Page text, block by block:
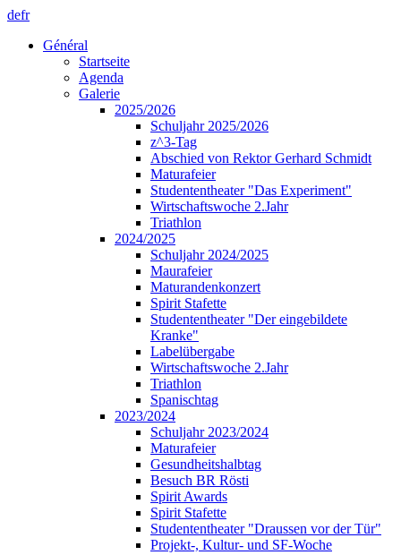
defr
Général
Startseite
Agenda
Galerie
2025/2026
Schuljahr 2025/2026
z^3-Tag
Abschied von Rektor Gerhard Schmidt
Maturafeier
Studententheater "Das Experiment"
Wirtschaftswoche 2.Jahr
Triathlon
2024/2025
Schuljahr 2024/2025
Maurafeier
Maturandenkonzert
Spirit Stafette
Studententheater "Der eingebildete
Kranke"
Labelübergabe
Wirtschaftswoche 2.Jahr
Triathlon
Spanischtag
2023/2024
Schuljahr 2023/2024
Maturafeier
Gesundheitshalbtag
Besuch BR Rösti
Spirit Awards
Spirit Stafette
Studententheater "Draussen vor der Tür"
Projekt-, Kultur- und SF-Woche